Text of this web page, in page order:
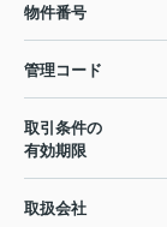
物件番号
管理コード
取引条件の
有効期限
取扱会社